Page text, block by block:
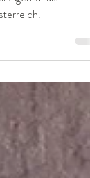
von
als